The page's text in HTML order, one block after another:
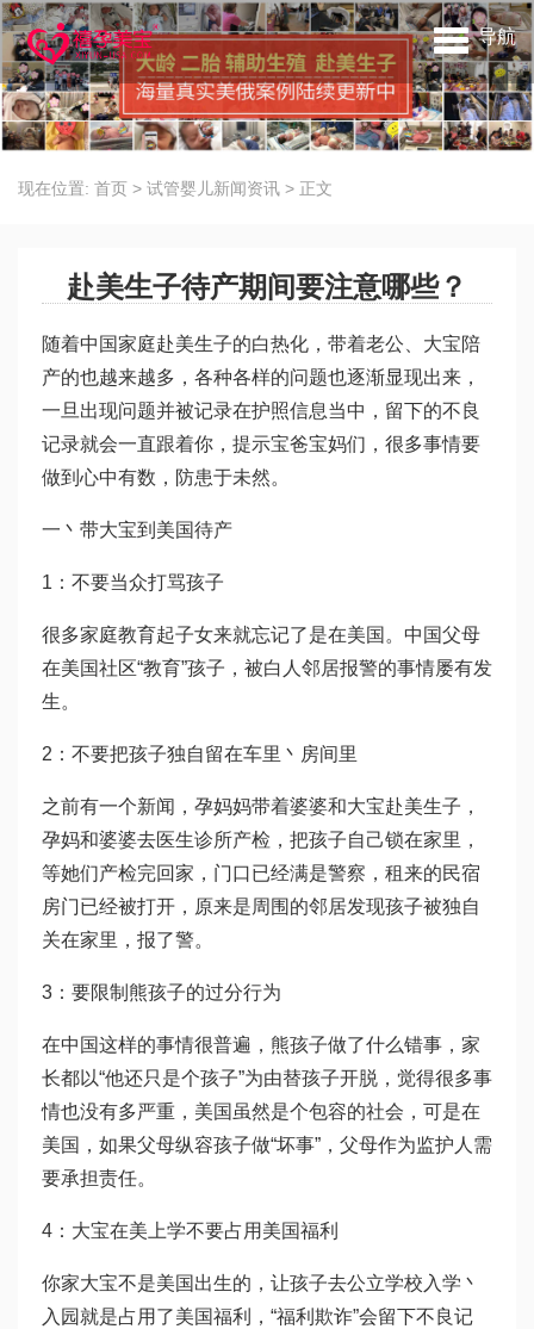
导航
现在位置: 首页 > 试管婴儿新闻资讯 > 正文
赴美生子待产期间要注意哪些？
随着中国家庭赴美生子的白热化，带着老公、大宝陪
产的也越来越多，各种各样的问题也逐渐显现出来，
一旦出现问题并被记录在护照信息当中，留下的不良
记录就会一直跟着你，提示宝爸宝妈们，很多事情要
做到心中有数，防患于未然。
一丶带大宝到美国待产
1：不要当众打骂孩子
很多家庭教育起子女来就忘记了是在美国。中国父母
在美国社区“教育”孩子，被白人邻居报警的事情屡有发
生。
2：不要把孩子独自留在车里丶房间里
之前有一个新闻，孕妈妈带着婆婆和大宝赴美生子，
孕妈和婆婆去医生诊所产检，把孩子自己锁在家里，
等她们产检完回家，门口已经满是警察，租来的民宿
房门已经被打开，原来是周围的邻居发现孩子被独自
关在家里，报了警。
3：要限制熊孩子的过分行为
在中国这样的事情很普遍，熊孩子做了什么错事，家
长都以“他还只是个孩子”为由替孩子开脱，觉得很多事
情也没有多严重，美国虽然是个包容的社会，可是在
美国，如果父母纵容孩子做“坏事”，父母作为监护人需
要承担责任。
4：大宝在美上学不要占用美国福利
你家大宝不是美国出生的，让孩子去公立学校入学丶
入园就是占用了美国福利，“福利欺诈”会留下不良记